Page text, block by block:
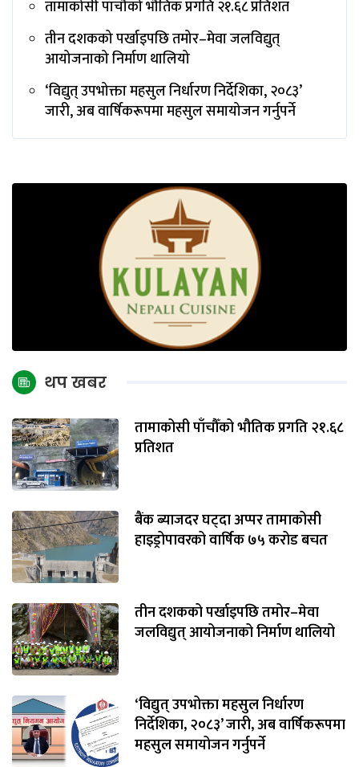
तामाकोसी पाँचौँको भौतिक प्रगति २१.६८ प्रतिशत
तीन दशकको पर्खाइपछि तमोर–मेवा जलविद्युत्
आयोजनाको निर्माण थालियो
‘विद्युत् उपभोक्ता महसुल निर्धारण निर्देशिका, २०८३’
जारी, अब वार्षिकरूपमा महसुल समायोजन गर्नुपर्ने
थप खबर
तामाकोसी पाँचौँको भौतिक प्रगति २१.६८
प्रतिशत
बैंक ब्याजदर घट्दा अप्पर तामाकोसी
हाइड्रोपावरको वार्षिक ७५ करोड बचत
तीन दशकको पर्खाइपछि तमोर–मेवा
जलविद्युत् आयोजनाको निर्माण थालियो
‘विद्युत् उपभोक्ता महसुल निर्धारण
निर्देशिका, २०८३’ जारी, अब वार्षिकरूपमा
महसुल समायोजन गर्नुपर्ने